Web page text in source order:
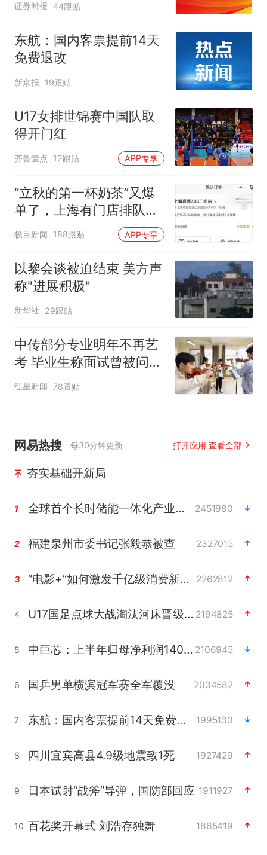
证券时报 44跟贴
东航：国内客票提前14天
免费退改
新京报 19跟贴
U17女排世锦赛中国队取
得开门红
齐鲁壹点 12跟贴 APP专享
“立秋的第一杯奶茶”又爆
单了，上海有门店排队超
500杯，店员：今天奶茶
店都很忙，要等2个多小
时
极目新闻 188跟贴 APP专享
以黎会谈被迫结束 美方声
称"进展积极"
新华社 29跟贴
中传部分专业明年不再艺
考 毕业生称面试曾被问
“如何策划晚会” 专家：遏
制“艺考捷径化”
红星新闻 78跟贴
网易热搜 每30分钟更新 打开应用 查看全部
夯实基础开新局
1 全球首个长时储能一体化产业园量产 2451980
2 福建泉州市委书记张毅恭被查 2327015
3 “电影+”如何激发千亿级消费新活力？ 2262812
4 U17国足点球大战淘汰河床晋级决赛 2194825
5 中巨芯：上半年归母净利润1405.77万元 2106945
6 国乒男单横滨冠军赛全军覆没 2034582
7 东航：国内客票提前14天免费退改 1995130
8 四川宜宾高县4.9级地震致1死 1927429
9 日本试射“战斧”导弹，国防部回应 1911927
10 百花奖开幕式 刘浩存独舞 1865419